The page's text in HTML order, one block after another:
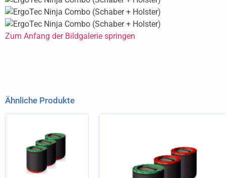
Zum Anfang der Bildgalerie springen
Ähnliche Produkte